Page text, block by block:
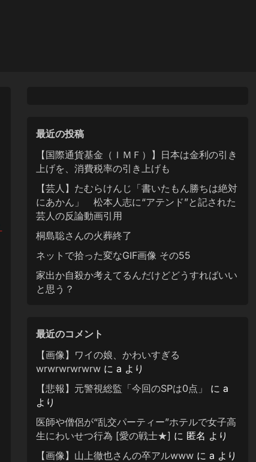
最近の投稿
【国際通貨基金（ＩＭＦ）】日本は金利の引き
上げを、消費税率の引き上げも
【芸人】たむらけんじ「書いたもん勝ちは絶対
にあかん」 松本人志に“アテンド”と記された
芸人の反論動画引用
桐島聡さんの火葬終了
ネットで拾った変なGIF画像 その55
家出か自殺か考えてるんだけどどうすればいい
と思う？
最近のコメント
【画像】ワイの娘、かわいすぎる
wrwrwrwrwrwに a より
【悲報】元警視総監「今回のSPは0点」
に a
より
医師や僧侶が“乱交パーティー”ホテルで女子高
生にわいせつ行為 [愛の戦士★] に 匿名 より
【画像】山上徹也さんの卒アルwwwに a より